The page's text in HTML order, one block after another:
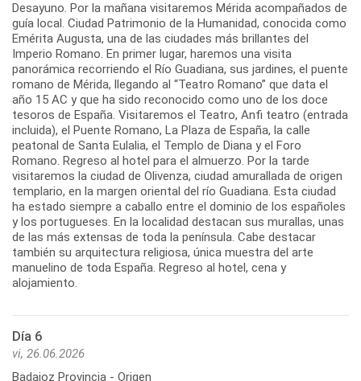
Desayuno. Por la mañana visitaremos Mérida acompañados de
guía local. Ciudad Patrimonio de la Humanidad, conocida como
Emérita Augusta, una de las ciudades más brillantes del
Imperio Romano. En primer lugar, haremos una visita
panorámica recorriendo el Río Guadiana, sus jardines, el puente
romano de Mérida, llegando al “Teatro Romano” que data el
año 15 AC y que ha sido reconocido como uno de los doce
tesoros de España. Visitaremos el Teatro, Anfi teatro (entrada
incluida), el Puente Romano, La Plaza de España, la calle
peatonal de Santa Eulalia, el Templo de Diana y el Foro
Romano. Regreso al hotel para el almuerzo. Por la tarde
visitaremos la ciudad de Olivenza, ciudad amurallada de origen
templario, en la margen oriental del río Guadiana. Esta ciudad
ha estado siempre a caballo entre el dominio de los españoles
y los portugueses. En la localidad destacan sus murallas, unas
de las más extensas de toda la península. Cabe destacar
también su arquitectura religiosa, única muestra del arte
manuelino de toda España. Regreso al hotel, cena y
alojamiento.
Día 6
vi, 26.06.2026
Badajoz Provincia - Origen